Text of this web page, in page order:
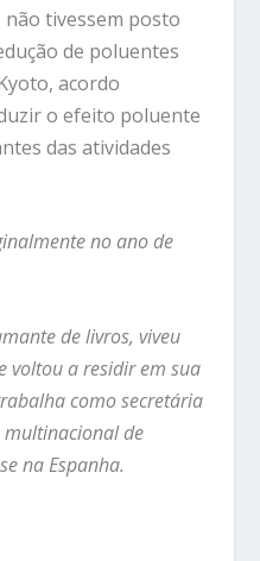
tivessem posto
de poluentes
acordo
o efeito poluente
das atividades
no ano de
de livros, viveu
voltou a residir em sua
como secretária
multinacional de
na Espanha.